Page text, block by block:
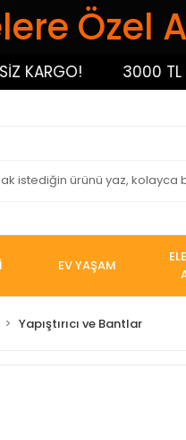
Özel
3000 TL ÜZERİ
EV YAŞAM
Yapıştırıcı ve Bantlar